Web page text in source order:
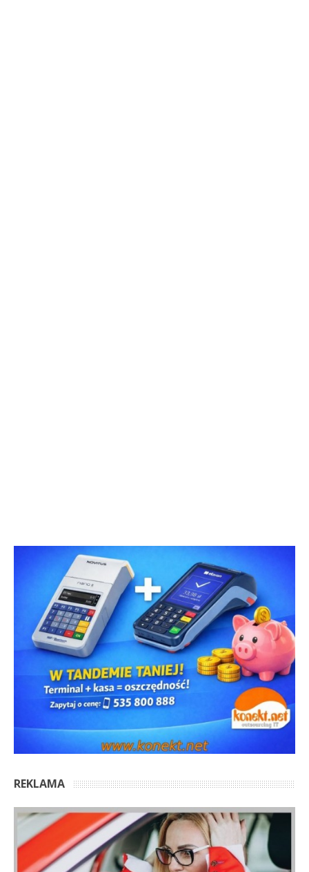
REKLAMA